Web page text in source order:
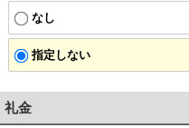
なし
指定しない
礼金